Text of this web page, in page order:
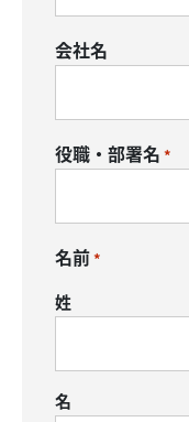
会社名
役職・部署名 *
名前*
姓
名